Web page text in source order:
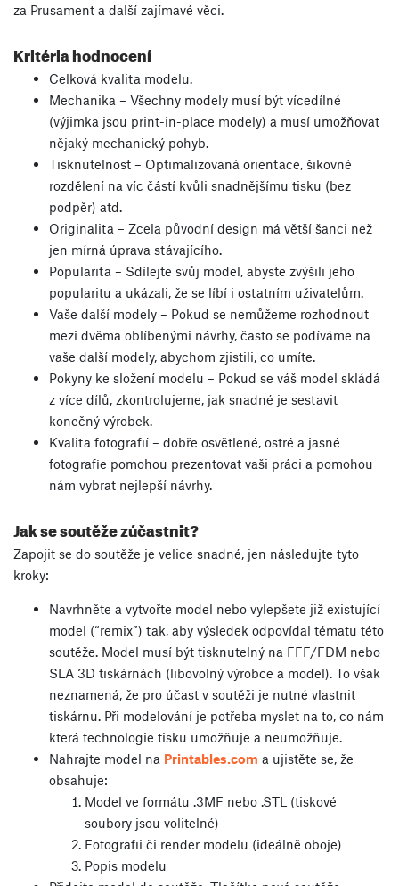
za Prusament a další zajímavé věci.
Kritéria hodnocení
Celková kvalita modelu.
Mechanika – Všechny modely musí být vícedílné
(výjimka jsou print-in-place modely) a musí umožňovat
nějaký mechanický pohyb.
Tisknutelnost – Optimalizovaná orientace, šikovné
rozdělení na víc částí kvůli snadnějšímu tisku (bez
podpěr) atd.
Originalita – Zcela původní design má větší šanci než
jen mírná úprava stávajícího.
Popularita – Sdílejte svůj model, abyste zvýšili jeho
popularitu a ukázali, že se líbí i ostatním uživatelům.
Vaše další modely – Pokud se nemůžeme rozhodnout
mezi dvěma oblíbenými návrhy, často se podíváme na
vaše další modely, abychom zjistili, co umíte.
Pokyny ke složení modelu – Pokud se váš model skládá
z více dílů, zkontrolujeme, jak snadné je sestavit
konečný výrobek.
Kvalita fotografií – dobře osvětlené, ostré a jasné
fotografie pomohou prezentovat vaši práci a pomohou
nám vybrat nejlepší návrhy.
Jak se soutěže zúčastnit?
Zapojit se do soutěže je velice snadné, jen následujte tyto
kroky:
Navrhněte a vytvořte model nebo vylepšete již existující
model (“remix”) tak, aby výsledek odpovídal tématu této
soutěže. Model musí být tisknutelný na FFF/FDM nebo
SLA 3D tiskárnách (libovolný výrobce a model). To však
neznamená, že pro účast v soutěži je nutné vlastnit
tiskárnu. Při modelování je potřeba myslet na to, co nám
která technologie tisku umožňuje a neumožňuje.
Nahrajte model na Printables.com a ujistěte se, že
obsahuje:
Model ve formátu .3MF nebo .STL (tiskové
soubory jsou volitelné)
Fotografii či render modelu (ideálně oboje)
Popis modelu